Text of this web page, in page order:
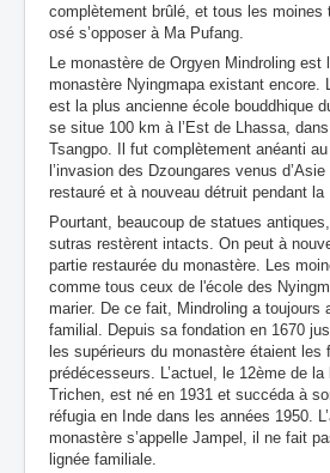
complètement brûlé, et tous les
osé s’opposer à Ma Pufang.
Le monastère de Orgyen Mindroling est
monastère Nyingmapa existant encore.
est la plus ancienne école bouddhique
se situe 100 km à l’Est de Lhassa,
Tsangpo. Il fut complètement anéanti
l’invasion des Dzoungares venus
restauré et à nouveau détruit pendant la
Pourtant, beaucoup de statues
sutras restèrent intacts. On peut à
partie restaurée du monastère. Les
comme tous ceux de l'école des
marier. De ce fait, Mindroling a toujours
familial. Depuis sa fondation en 1670
les supérieurs du monastère étaient les
prédécesseurs. L’actuel, le 12ème de
Trichen, est né en 1931 et succéda à
réfugia en Inde dans les années 1950.
monastère s’appelle Jampel, il ne fait
lignée familiale.